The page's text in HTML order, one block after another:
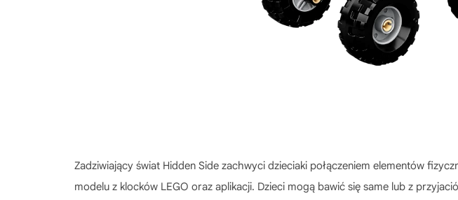
Zadziwiający świat Hidden Side zachwyci dzieciaki połączeniem elementów
modelu z klocków LEGO oraz aplikacji. Dzieci mogą bawić się same lub z